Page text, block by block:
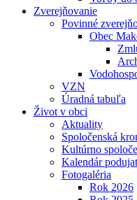
Zverejňovanie
Povinné
Obec
VZN
Úradná tabuľa
Život v obci
Aktuality
Spoločenská
Kultúrno
Kalendár
Fotogaléria
Rok 2026